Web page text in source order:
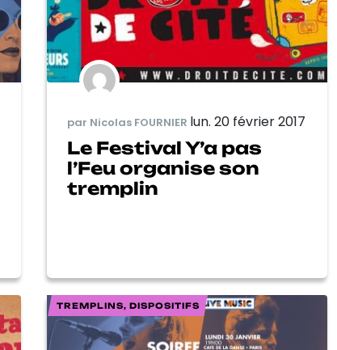
par Nicolas FOURNIER lun. 20 février 2017
Le Festival Y’a pas
l’Feu organise son
tremplin
TREMPLINS, DISPOSITIFS